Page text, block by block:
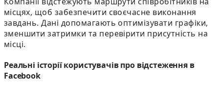
місцях, щоб забезпечити своєчасне виконання
завдань. Дані допомагають оптимізувати графіки,
зменшити затримки та перевірити присутність на
місці.
Реальні історії користувачів про відстеження в
Facebook